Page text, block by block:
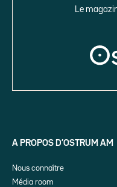
Le
A PROPOS D’OSTRUM AM
Nous connaître
Média room